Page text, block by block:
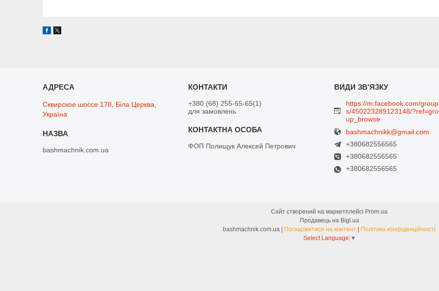
Сквирское шоссе 178, Біла Церква,
Україна
bashmachnik.com.ua
+380 (68) 255-65-65 1
для замовлень
ФОП Полищук Алексей Петрович
https://m.facebook.com/group
s/450223289123148/?ref=gro
up_browse
bashmachnikk@gmail.com
+380682556565
+380682556565
+380682556565
Сайт створений на маркетплейсі Prom.ua
Продавець на Bigl.ua
bashmachnik.com.ua | Поскаржитися на контент | Політика конфіденційності
Select Language ▼